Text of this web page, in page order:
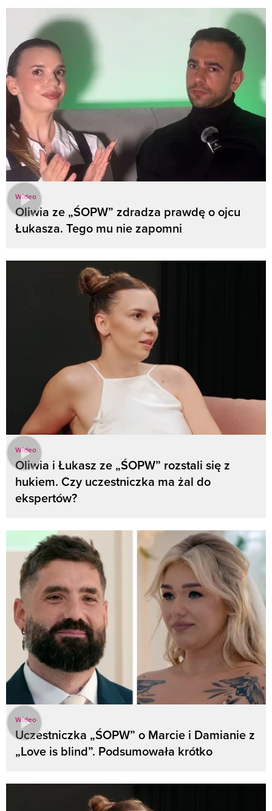
Wideo
Oliwia ze „ŚOPW” zdradza prawdę o ojcu
Łukasza. Tego mu nie zapomni
Wideo
Oliwia i Łukasz ze „ŚOPW” rozstali się z
hukiem. Czy uczestniczka ma żal do
ekspertów?
Wideo
Uczestniczka „ŚOPW” o Marcie i Damianie z
„Love is blind”. Podsumowała krótko